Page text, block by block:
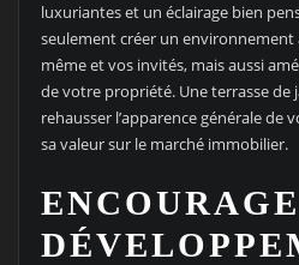
luxuriantes et un éclairage bien
seulement créer un
même et vos invités, mais aussi
de votre propriété. Une terrasse
rehausser l’apparence générale de
sa valeur sur le marché immobilier.